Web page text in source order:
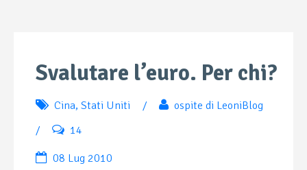
Svalutare l’euro. Per chi?
Cina, Stati Uniti /
ospite di LeoniBlog
/
14
08 Lug 2010